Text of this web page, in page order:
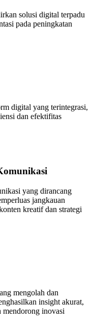
solusi digital terpadu
pada peningkatan
digital yang terintegrasi,
dan efektifitas
yang dirancang
jangkauan
kreatif dan strategi
mengolah dan
insight akurat,
mendorong inovasi